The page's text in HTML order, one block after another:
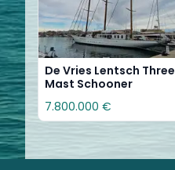
De Vries Lentsch Three
Mast Schooner
7.800.000 €